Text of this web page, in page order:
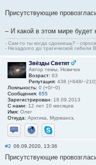
Присутствующие
– И какой в этом мире будет
- Сам-то ты когда сдохнешь? -
- Незадолго до трагической гибели
Звёзды Светят
Автор темы, Новичок
Возраст: 63
Репутация: 438 (+648/−210)
Лояльность: 0 (+0/−0)
Сообщения: 655
Зарегистрирован: 18.09.2013
С нами: 12 лет 10 месяцев
Имя: Олег
Откуда: Арктика, Мурманск.
Отправить личное
СайтSkype
#2 06.09.2020, 13:36
Присутствующие